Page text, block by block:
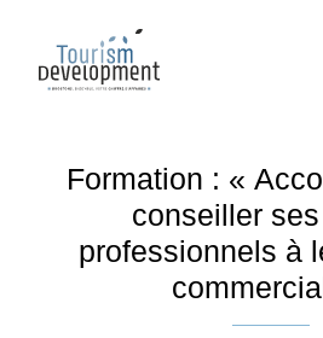
Formation : «
conseiller
professionnels à